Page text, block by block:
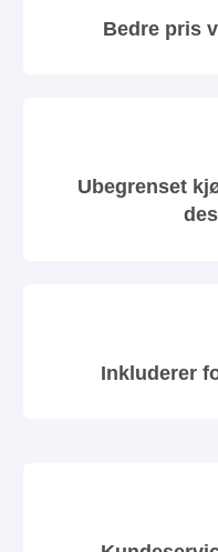
Bedre pris
Ubegrenset
Inkluderer